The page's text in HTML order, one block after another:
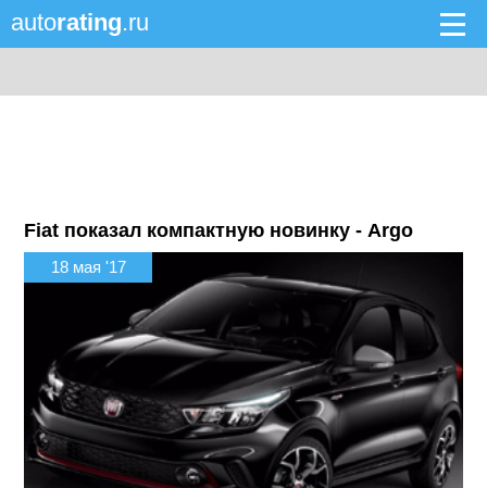
autorating.ru
Fiat показал компактную новинку - Argo
18 мая '17